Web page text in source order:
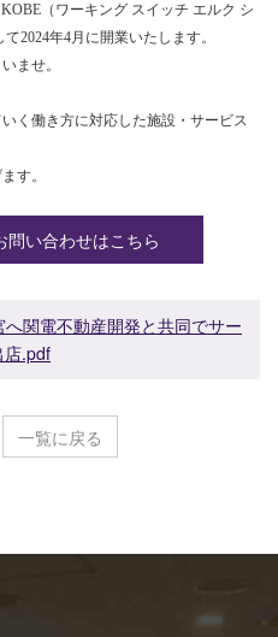
（ワーキング スイッチ エルク シ
て2024年4月に開業いたします。
ませ。
く働き方に対応した施設・サービス
す。
い合わせはこちら
へ関電不動産開発と共同でサー
店.pdf
一覧に戻る